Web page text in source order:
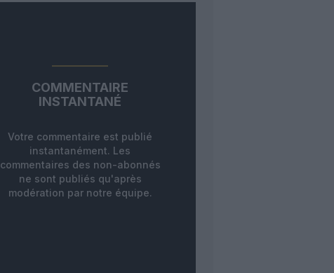
COMMENTAIRE
INSTANTANÉ
Votre commentaire est publié
instantanément. Les
commentaires des non-abonnés
ne sont publiés qu'après
modération par notre équipe.